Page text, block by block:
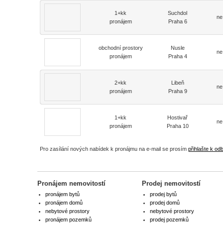
1+kk
pronájem
Suchdol
Praha 6
ne
obchodní prostory
pronájem
Nusle
Praha 4
ne
2+kk
pronájem
Libeň
Praha 9
ne
1+kk
pronájem
Hostivař
Praha 10
ne
Pro zasílání nových nabídek k pronájmu na e-mail se prosím přihlašte k
Pronájem nemovitostí
pronájem bytů
pronájem domů
nebytové prostory
pronájem pozemků
Prodej nemovitostí
prodej bytů
prodej domů
nebytové prostory
prodej pozemků